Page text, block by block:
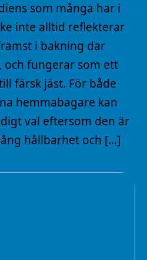
som många har i
inte alltid reflekterar
i bakning där
och fungerar som ett
färsk jäst. För både
hemmabagare kan
val eftersom den är
hållbarhet och […]